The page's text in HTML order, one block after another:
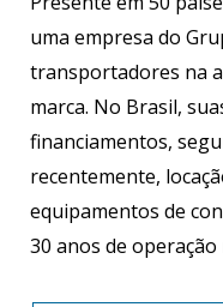
uma empresa do
transportadores na
marca. No Brasil,
financiamentos,
recentemente,
equipamentos de
30 anos de operação